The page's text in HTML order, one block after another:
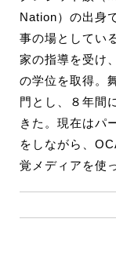
Nation）の出身
事の場としてい
家の指導を受け
の学位を取得。
門とし、８年間
きた。現在はパ
をしながら、
覚メディアを使